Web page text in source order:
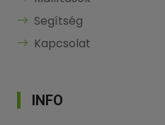
Segítség
Kapcsolat
INFO